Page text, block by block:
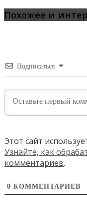
Похожее и
Подписаться
Этот сайт
Узнайте, как
комментариев.
0 КОММЕНТАРИЕВ